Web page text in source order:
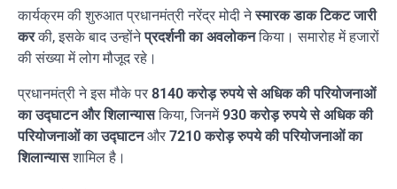
कार्यक्रम की शुरुआत प्रधानमंत्री नरेंद्र मोदी नेस्मारक डाक टिकट जारी
करकी, इसके बाद उन्होंनेप्रदर्शनी का अवलोकनकिया। समारोह में हजारों
की संख्या में लोग मौजूद रहे।
प्रधानमंत्री ने इस मौके पर 8140 करोड़ रुपये से अधिक की परियोजनाओं
का उद्घाटन और शिलान्यासकिया, जिनमें930 करोड़ रुपये से अधिक की
परियोजनाओं का उद्घाटनऔर 7210 करोड़ रुपये की परियोजनाओं का
शिलान्यासशामिल है।